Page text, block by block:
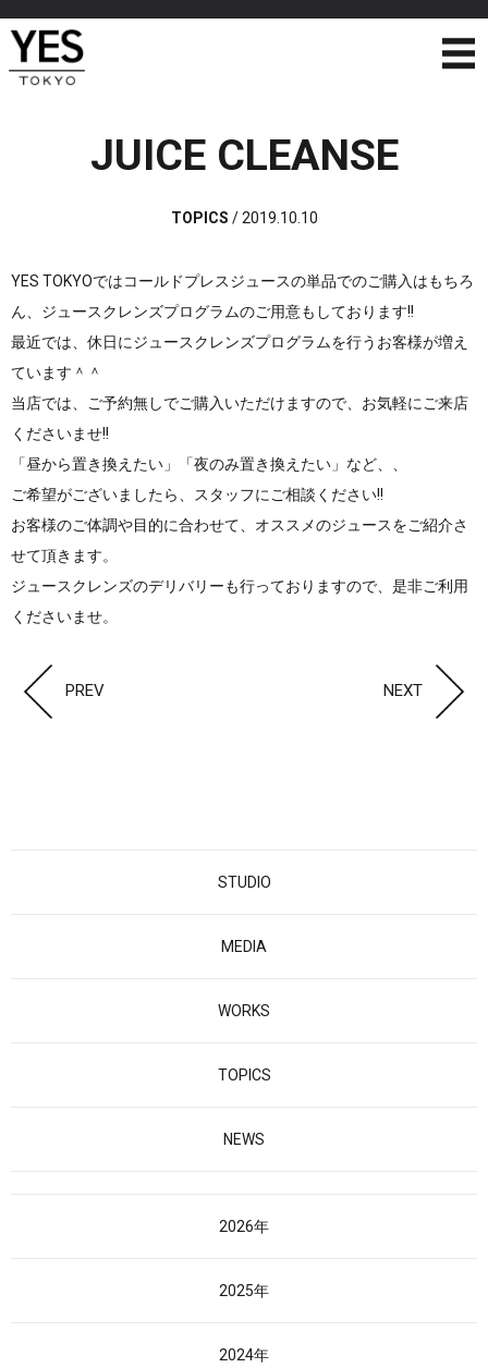
JUICE CLEANSE
TOPICS /2019.10.10
YES TOKYOではコールドプレスジュースの単品でのご購入はもちろ
ん、ジュースクレンズプログラムのご用意もしております!!
最近では、休日にジュースクレンズプログラムを行うお客様が増え
ています＾＾
当店では、ご予約無しでご購入いただけますので、お気軽にご来店
くださいませ!!
「昼から置き換えたい」「夜のみ置き換えたい」など、、
ご希望がございましたら、スタッフにご相談ください!!
お客様のご体調や目的に合わせて、オススメのジュースをご紹介さ
せて頂きます。
ジュースクレンズのデリバリーも行っておりますので、是非ご利用
くださいませ。
PREV NEXT
STUDIO
MEDIA
WORKS
TOPICS
NEWS
2026年
2025年
2024年